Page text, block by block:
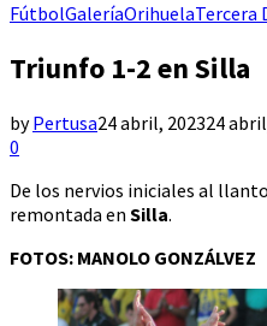
FútbolGaleríaOrihuelaTercera
Triunfo 1-2 en Silla
byPertusa24 abril, 202324
0
De los nervios iniciales al
remontada en Silla.
FOTOS: MANOLO GONZÁLVEZ